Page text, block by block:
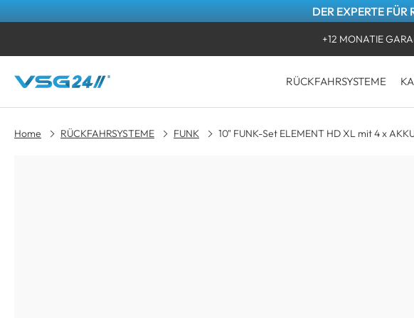
DER EXPERTE
+12 MONATIE
RÜCKFAHRSYSTEME
Home RÜCKFAHRSYSTEME FUNK 10" FUNK-Set ELEMENT HD XL mit 4 x